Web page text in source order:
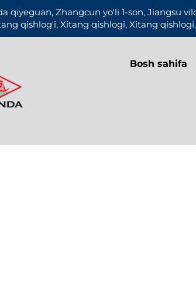
qiyeguan, Zhangcun yo'li 1-son, Jiangsu
qishlog'i, Xitang qishlogi, Xitang
Bosh sahifa